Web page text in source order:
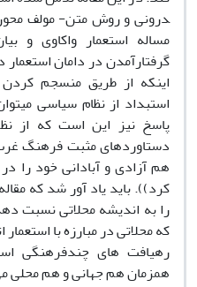
درونی و روش متن- مولف
مساله استعمار واکاوی و
گرفتارآمدن در دامان
اینکه از طریق منسجم
استبداد از نظام سیاسی
پاسخ نیز این است که از
دستاوردهای مثبت فرهنگ
هم آزادی و آبادانی خود را
کرد)). باید یاد آور شد که
را به اندیشه محلاتی نسبت
که محلاتی در مبارزه با
رهیافت های چندفرهنگی
همزمان هم جهانی و هم محلی